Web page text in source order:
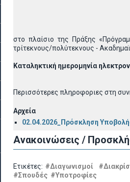
στο πλαίσιο της Πράξης
τρίτεκνους/πολύτεκνους -
Καταληκτική ημερομηνία
Περισσότερες πληροφοριες στη
Αρχεία
02.04.2026_Πρόσκληση
Ανακοινώσεις /
Ετικέτες: #Διαγωνισμοί
#Σπουδές #Υποτροφίες